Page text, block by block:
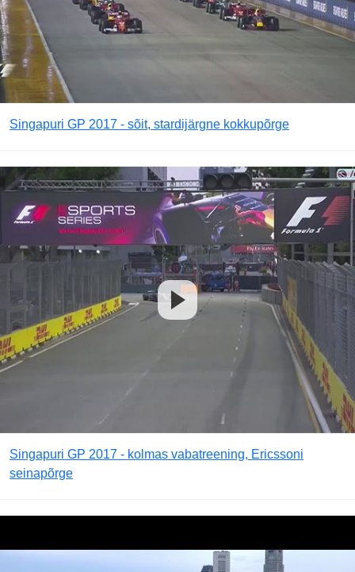
Singapuri GP 2017 - sõit, stardijärgne kokkupõrge
Singapuri GP 2017 - kolmas vabatreening, Ericssoni
seinapõrge